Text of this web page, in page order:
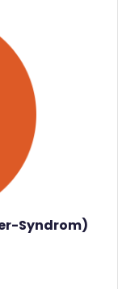
Syndrom)